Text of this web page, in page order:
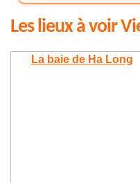
Les lieux à voir
La baie de Ha Long